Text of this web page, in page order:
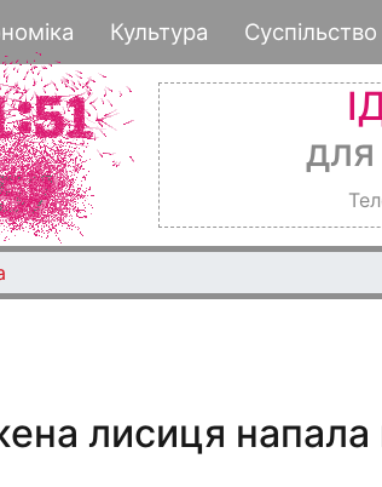
до
основного
Культура Суспільство
для
лисиця напала